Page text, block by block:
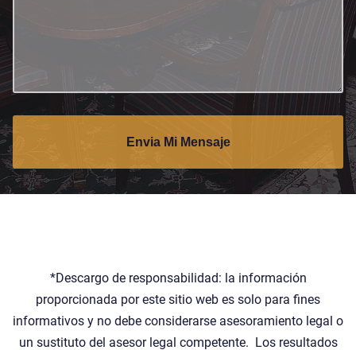
Envia Mi Mensaje
*Descargo de responsabilidad: la información
proporcionada por este sitio web es solo para fines
informativos y no debe considerarse asesoramiento legal o
un sustituto del asesor legal competente. Los resultados